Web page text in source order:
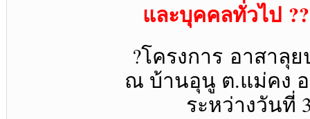
และบุคคลทั่วไป
?โครงการ อาสาลุ
ณ บ้านอุนู ต.แม่คง อ
ระหว่างวันที่